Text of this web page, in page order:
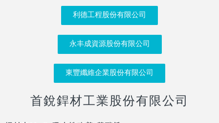
利德工程股份有限公司
永丰成資源股份有限公司
東豐纖維企業股份有限公司
首銳銲材工業股份有限公司